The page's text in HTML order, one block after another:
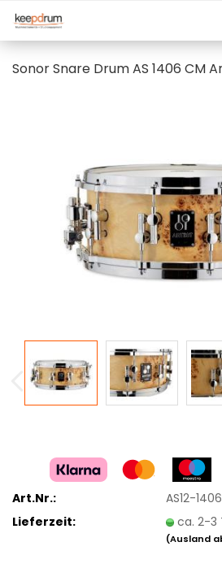
Sonor Snare Drum AS 1406 CM
Art.Nr.:
AS12-
Lieferzeit:
ca. 2-3
(Ausland